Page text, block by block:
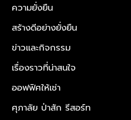
ความยั่งยืน
สร้างดีอย่างยั่งยืน
ข่าวและกิจกรรม
เรื่องราวที่น่าสนใจ
ออฟฟิศให้เช่า
ศุภาลัย ป่าสัก รีสอร์ท